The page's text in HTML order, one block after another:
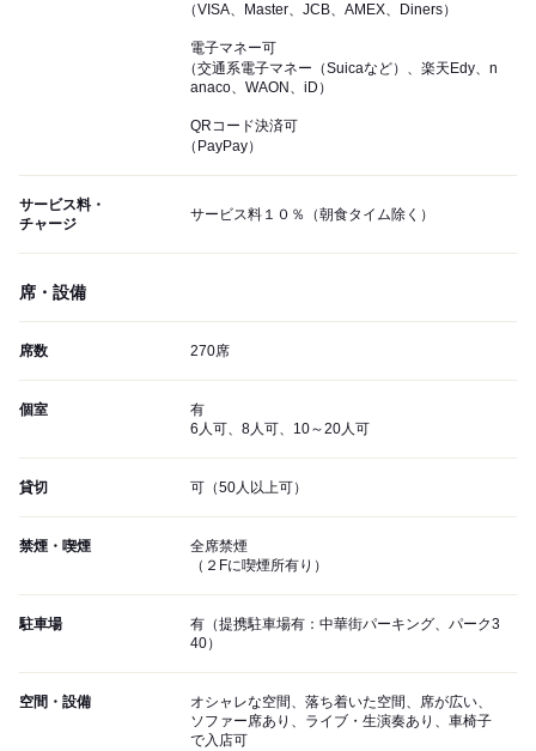
（VISA、Master、JCB、AMEX、Diners）
電子マネー可
（交通系電子マネー（Suicaなど）、楽天Edy、n
anaco、WAON、iD）
QRコード決済可
（PayPay）
サービス料・
チャージ
サービス料１０％（朝食タイム除く）
席・設備
席数 270席
個室
有
6人可、8人可、10～20人可
貸切 可（50人以上可）
禁煙・喫煙
全席禁煙
（２Fに喫煙所有り）
駐車場
有（提携駐車場有：中華街パーキング、パーク3
40）
空間・設備
オシャレな空間、落ち着いた空間、席が広い、
ソファー席あり、ライブ・生演奏あり、車椅子
で入店可